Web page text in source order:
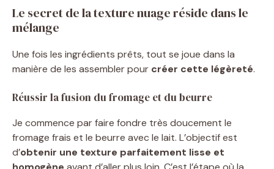
Le secret de la texture nuage réside dans le
mélange
Une fois les ingrédients prêts, tout se joue dans la
manière de les assembler pour créer cette légèreté.
Réussir la fusion du fromage et du beurre
Je commence par faire fondre très doucement le
fromage frais et le beurre avec le lait. L’objectif est
d’obtenir une texture parfaitement lisse et